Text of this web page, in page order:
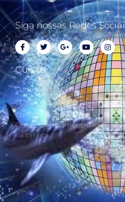
Siga nossas Redes
Cursos
Curso Cálculo Parte 1
Curso Cálculo Parte 2
Curso Colocando o
Perceptor Holomental (PH)
na cabeça